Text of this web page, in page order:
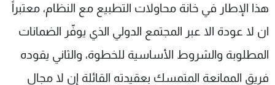
هذا الإطار في خانة محاولات التطبيع مع النظام، معتبراً
ان لا عودة الا عبر المجتمع الدولي الذي يوفّر الضمانات
المطلوبة والشروط الأساسية للخطوة، والثاني يقوده
فريق الممانعة المتمسك بعقيدته القائلة إن لا مجال